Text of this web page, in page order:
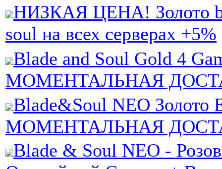
НИЗКАЯ ЦЕНА! Золото
soul на всех серверах +5%
Blade and Soul Gold 4
МОМЕНТАЛЬНАЯ
Blade&Soul NEO Золото
МОМЕНТАЛЬНАЯ
Blade & Soul NEO -